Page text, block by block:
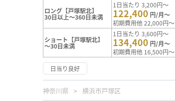
ロング【戸塚駅北】
30日以上～360日未満
1日当たり 3,200円～
122,400 円/月～
初期費用他 22,000円～
ショート【戸塚駅北】
～30日未満
1日当たり 3,600円～
134,400 円/月～
初期費用他 16,500円～
日当り良好
神奈川県 横浜市戸塚区